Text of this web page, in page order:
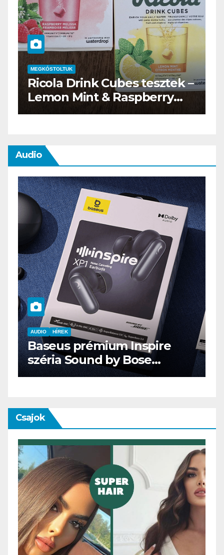
MEGKÓSTOLTUK
Waterdrop üdítő kapszula
teszt
Audio
AUDIO IT MŰSZAKI
ENDORFY VIRO Plus USB
Csajok